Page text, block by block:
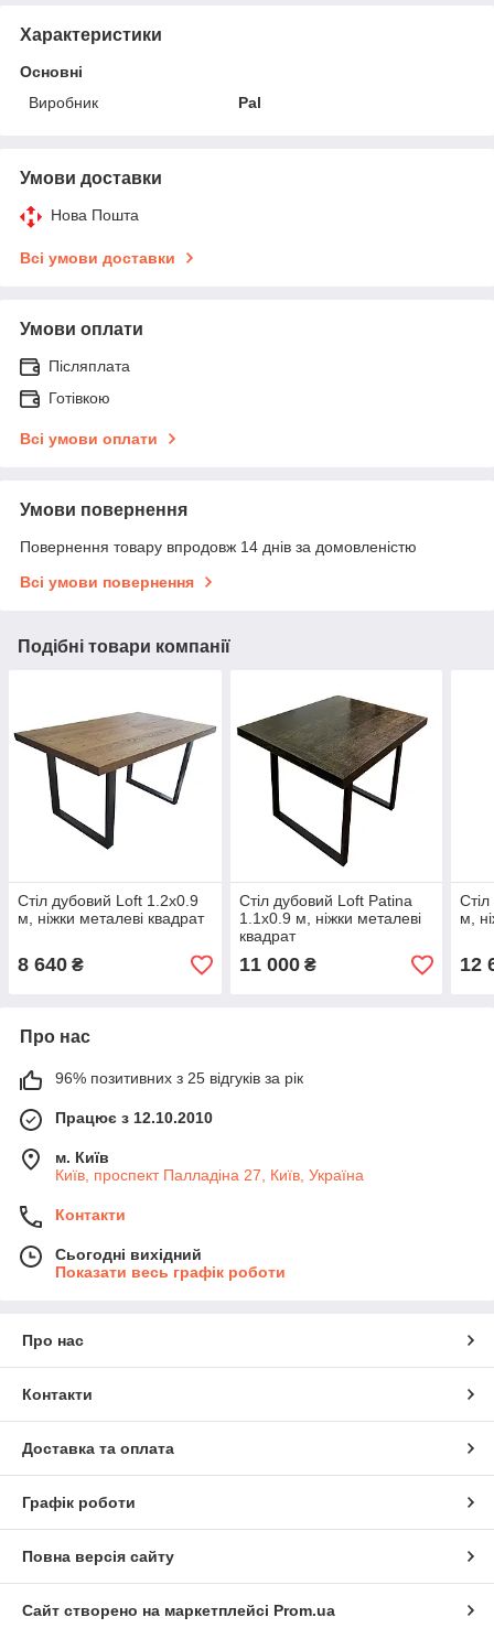
Характеристики
Основні
Виробник
Pal
Умови доставки
Нова Пошта
Всі умови доставки
Умови оплати
Післяплата
Готівкою
Всі умови оплати
Умови повернення
Повернення товару впродовж 14 днів за домовленістю
Всі умови повернення
Подібні товари компанії
Стіл дубовий Loft 1.2х0.9
м, ніжки металеві квадрат
8 640 ₴
Стіл дубовий Loft Patina
1.1х0.9 м, ніжки металеві
квадрат
11 000₴
м,
12
Про нас
96% позитивних з 25 відгуків за рік
Працює з 12.10.2010
м. Київ
Київ, проспект Палладіна 27, Київ, Україна
Контакти
Сьогодні вихідний
Показати весь графік роботи
Про нас
Контакти
Доставка та оплата
Графік роботи
Повна версія сайту
Сайт створено на маркетплейсі Prom.ua